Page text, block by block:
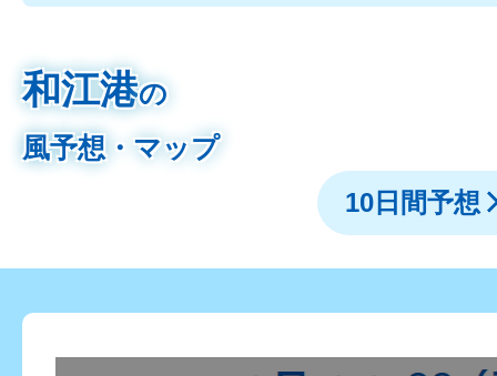
和江港の
風予想・マップ
10日間予想